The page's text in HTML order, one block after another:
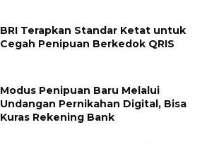
BRI Terapkan Standar Ketat untuk
Cegah Penipuan Berkedok QRIS
Modus Penipuan Baru Melalui
Undangan Pernikahan Digital, Bisa
Kuras Rekening Bank